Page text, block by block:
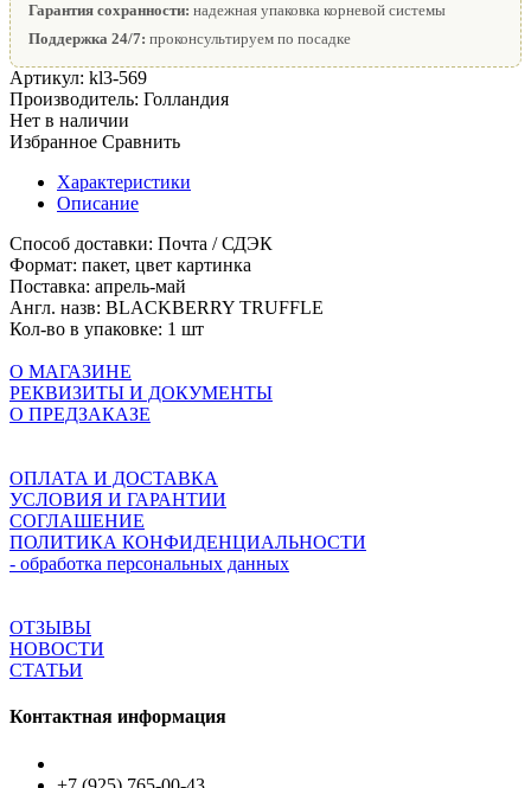
Гарантия сохранности: надежная упаковка корневой системы
Поддержка 24/7: проконсультируем по посадке
Артикул: kl3-569
Производитель: Голландия
Нет в наличии
Избранное Сравнить
Характеристики
Описание
Способ доставки: Почта / СДЭК
Формат: пакет, цвет картинка
Поставка: апрель-май
Англ. назв: BLACKBERRY TRUFFLE
Кол-во в упаковке: 1 шт
О МАГАЗИНЕ
РЕКВИЗИТЫ И ДОКУМЕНТЫ
О ПРЕДЗАКАЗЕ
ОПЛАТА И ДОСТАВКА
УСЛОВИЯ И ГАРАНТИИ
СОГЛАШЕНИЕ
ПОЛИТИКА КОНФИДЕНЦИАЛЬНОСТИ
- обработка персональных данных
ОТЗЫВЫ
НОВОСТИ
СТАТЬИ
Контактная информация